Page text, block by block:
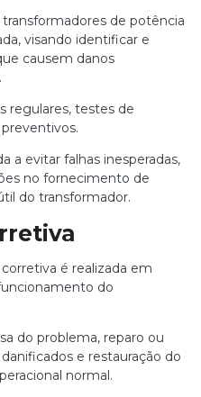
de potência
visando identificar e
causem danos
regulares, testes de
a evitar falhas inesperadas,
no fornecimento de
do transformador.
é realizada em
do
do problema, reparo ou
e restauração do
normal.